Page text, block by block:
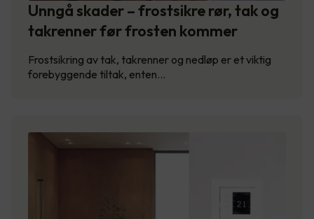
Unngå skader – frostsikre rør, tak og
takrenner før frosten kommer
Frostsikring av tak, takrenner og nedløp er et viktig
forebyggende tiltak, enten…